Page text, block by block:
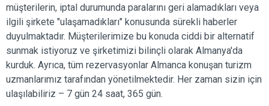
müşterilerin, iptal durumunda paralarını geri alamadıkları veya
ilgili şirkete "ulaşamadıkları" konusunda sürekli haberler
duyulmaktadır. Müşterilerimize bu konuda ciddi bir alternatif
sunmak istiyoruz ve şirketimizi bilinçli olarak Almanya'da
kurduk. Ayrıca, tüm rezervasyonlar Almanca konuşan turizm
uzmanlarımız tarafından yönetilmektedir. Her zaman sizin için
ulaşılabiliriz – 7 gün 24 saat, 365 gün.